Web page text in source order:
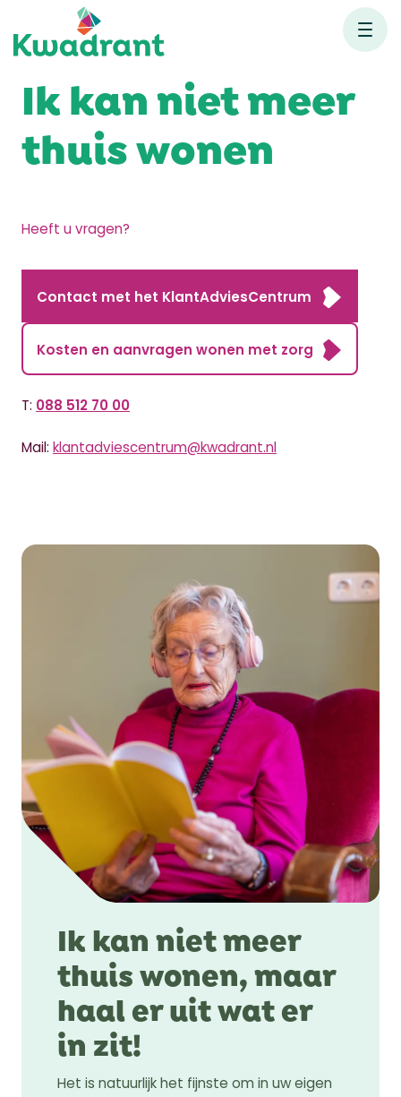
Ik kan niet meer
thuis wonen
Heeft u vragen?
Contact met het KlantAdviesCentrum
Kosten en aanvragen wonen met zorg
T: 088 512 70 00
Mail: klantadviescentrum@kwadrant.nl
Ik kan niet meer
thuis wonen, maar
haal er uit wat er
in zit!
Het is natuurlijk het fijnste om in uw eigen